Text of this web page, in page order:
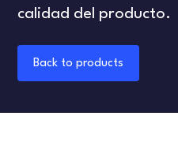
calidad del producto.
Back to products